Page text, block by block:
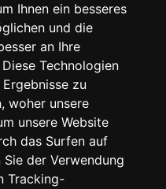
Ihnen ein besseres
und die
an Ihre
Technologien
zu
woher unsere
unsere Website
das Surfen auf
der Verwendung
Tracking-